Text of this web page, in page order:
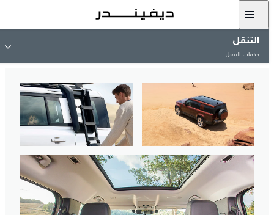
التنقل
خدمات التنقل